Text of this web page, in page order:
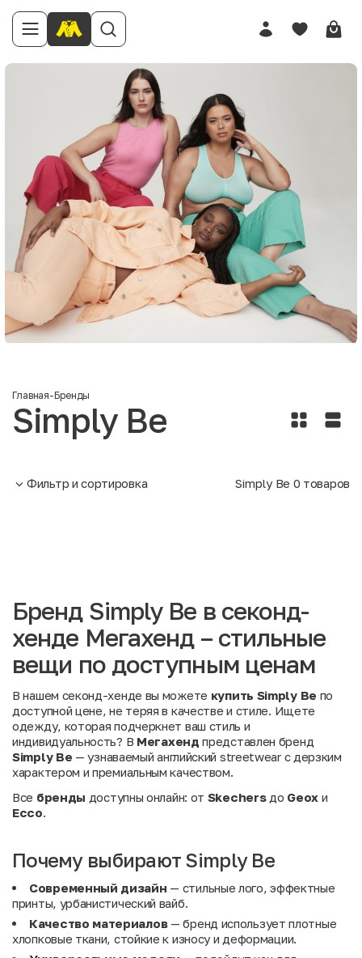
Главная-Бренды
Simply Be
Фильтр и сортировка Simply Be 0 товаров
Бренд Simply Be в секонд-
хенде Мегахенд – стильные
вещи по доступным ценам
В нашем секонд-хенде вы можете купить Simply Be по
доступной цене, не теряя в качестве и стиле. Ищете
одежду, которая подчеркнет ваш стиль и
индивидуальность? В Мегахенд представлен бренд
Simply Be — узнаваемый английский streetwear с дерзким
характером и премиальным качеством.
Все бренды доступны онлайн: от Skechersдо Geoxи
Ecco.
Почему выбирают Simply Be
Современный дизайн — стильные лого, эффектные
принты, урбанистический вайб.
Качество материалов— бренд использует плотные
хлопковые ткани, стойкие к износу и деформации.